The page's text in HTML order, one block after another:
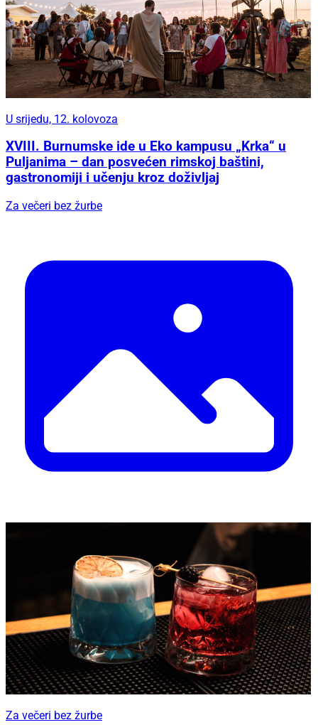
U srijedu, 12. kolovoza
XVIII. Burnumske ide u Eko kampusu „Krka“ u
Puljanima – dan posvećen rimskoj baštini,
gastronomiji i učenju kroz doživljaj
Za večeri bez žurbe
Za večeri bez žurbe